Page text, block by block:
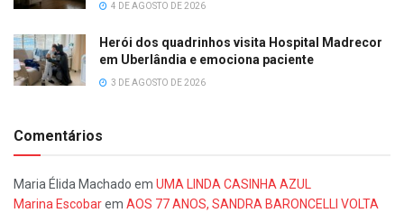
4 DE AGOSTO DE 2026
Herói dos quadrinhos visita Hospital Madrecor
em Uberlândia e emociona paciente
3 DE AGOSTO DE 2026
Comentários
Maria Élida Machado em UMA LINDA CASINHA AZUL
Marina Escobarem AOS 77 ANOS, SANDRA BARONCELLI VOLTA